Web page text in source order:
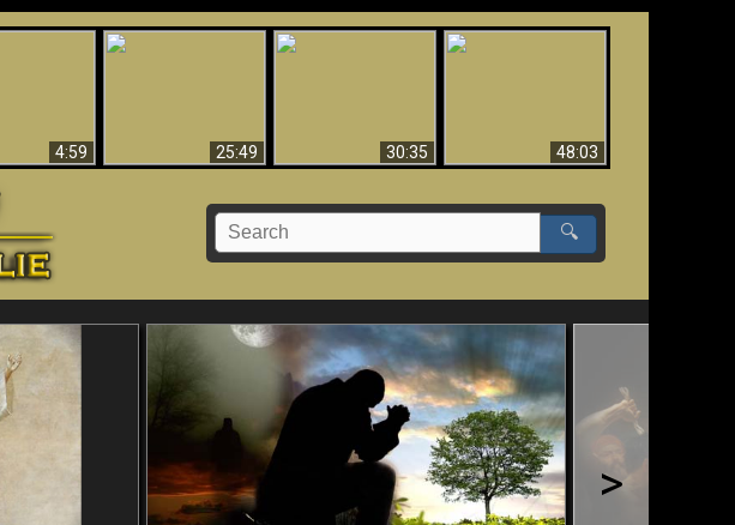
4:59
25:49 30:35
48:03
🔍
>